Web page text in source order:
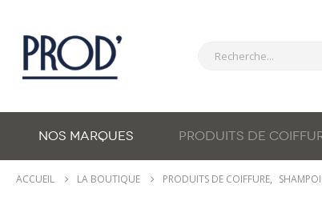
NOS MARQUES PRODUITS DE
ACCUEIL LA BOUTIQUE PRODUITS DE COIFFURE,